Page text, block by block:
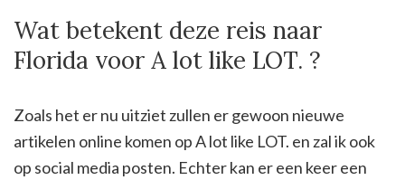
Wat betekent deze reis naar
Florida voor A lot like LOT. ?
Zoals het er nu uitziet zullen er gewoon nieuwe
artikelen online komen op A lot like LOT. en zal ik ook
op social media posten. Echter kan er een keer een